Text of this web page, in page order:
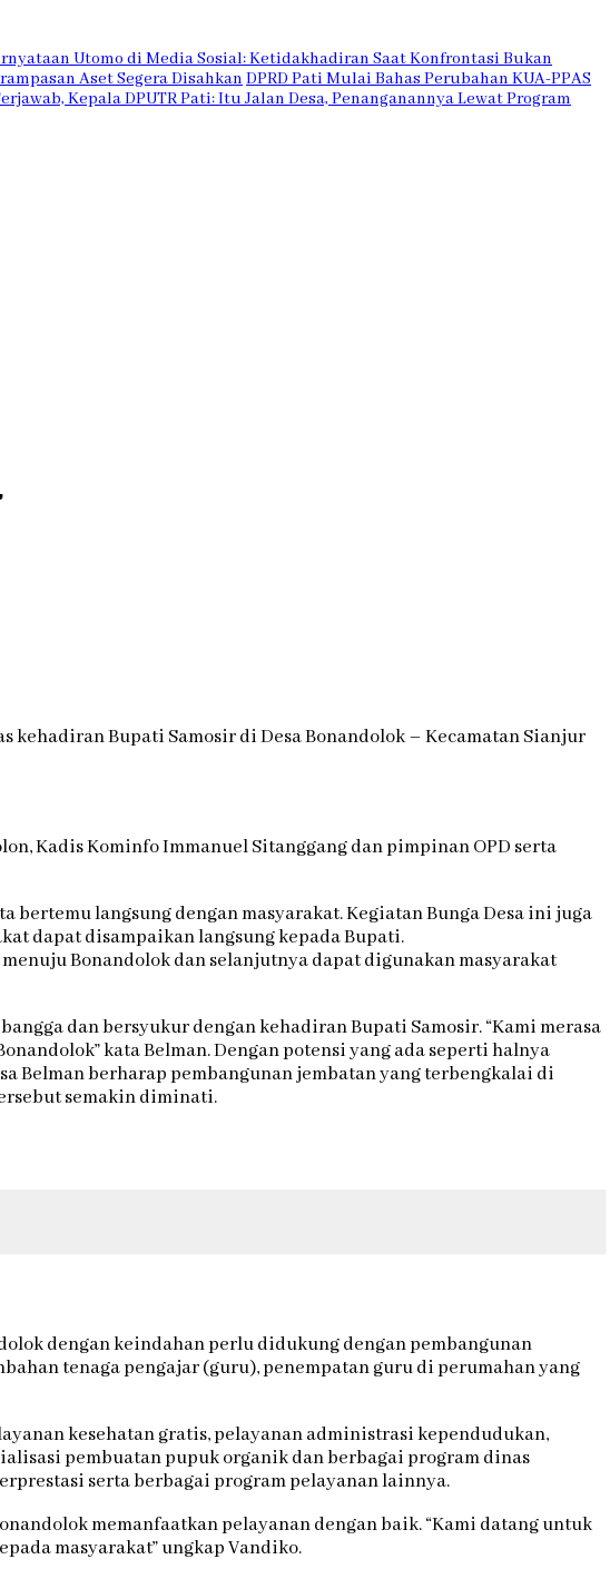
Utomo di Media Sosial: Ketidakhadiran Saat Konfrontasi Bukan
Aset Segera Disahkan DPRD Pati Mulai Bahas Perubahan KUA-PPAS
Kepala DPUTR Pati: Itu Jalan Desa, Penanganannya Lewat Program
kehadiran Bupati Samosir di Desa Bonandolok – Kecamatan Sianjur
Kadis Kominfo Immanuel Sitanggang dan pimpinan OPD serta
bertemu langsung dengan masyarakat. Kegiatan Bunga Desa ini juga
dapat disampaikan langsung kepada Bupati.
Bonandolok dan selanjutnya dapat digunakan masyarakat
dan bersyukur dengan kehadiran Bupati Samosir. “Kami merasa
kata Belman. Dengan potensi yang ada seperti halnya
Belman berharap pembangunan jembatan yang terbengkalai di
semakin diminati.
dengan keindahan perlu didukung dengan pembangunan
tenaga pengajar (guru), penempatan guru di perumahan yang
kesehatan gratis, pelayanan administrasi kependudukan,
pembuatan pupuk organik dan berbagai program dinas
serta berbagai program pelayanan lainnya.
memanfaatkan pelayanan dengan baik. “Kami datang untuk
masyarakat” ungkap Vandiko.